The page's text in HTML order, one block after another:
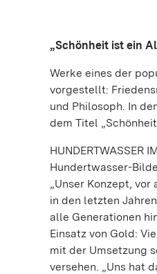
„Schönheit ist ein
Werke eines der
vorgestellt:
und Philosoph. In
dem Titel
HUNDERTWASSER
Hundertwasser-
„Unser Konzept,
in den letzten
alle Generationen
Einsatz von Gold:
mit der Umsetzung
versehen. „Uns hat